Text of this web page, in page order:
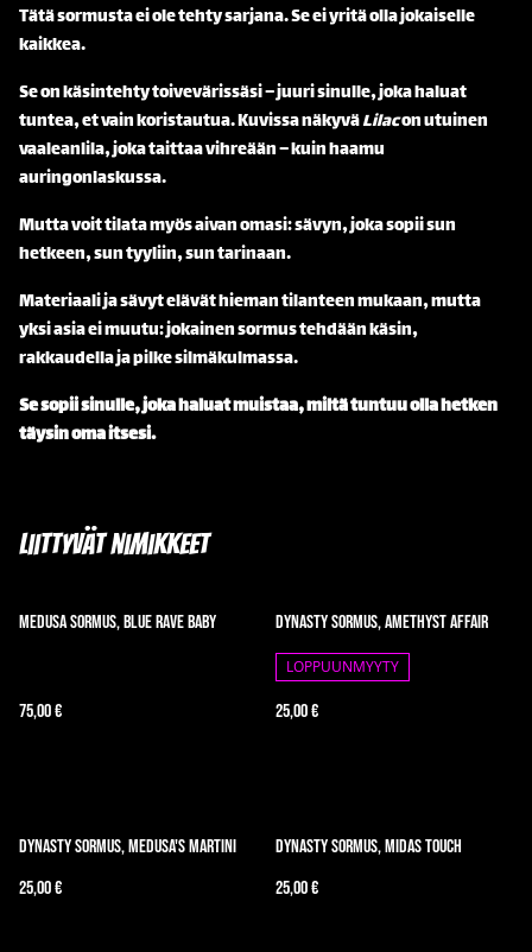
Tätä sormusta ei ole tehty sarjana. Se ei yritä olla jokaiselle
kaikkea.
Se on käsintehty toivevärissäsi – juuri sinulle, joka haluat
tuntea, et vain koristautua. Kuvissa näkyväLilacon utuinen
vaaleanlila, joka taittaa vihreään – kuin haamu
auringonlaskussa.
Mutta voit tilata myös aivan omasi: sävyn, joka sopii sun
hetkeen, sun tyyliin, sun tarinaan.
Materiaali ja sävyt elävät hieman tilanteen mukaan, mutta
yksi asia ei muutu: jokainen sormus tehdään käsin,
rakkaudella ja pilke silmäkulmassa.
Se sopii sinulle, joka haluat muistaa, miltä tuntuu olla hetken
täysin oma itsesi.
Liittyvät nimikkeet
Medusa sormus, Blue Rave Baby
75,00 €
Dynasty sormus, Amethyst Affair
LOPPUUNMYYTY
25,00 €
Dynasty Sormus, Medusa's Martini
25,00 €
Dynasty sormus, Midas Touch
25,00 €